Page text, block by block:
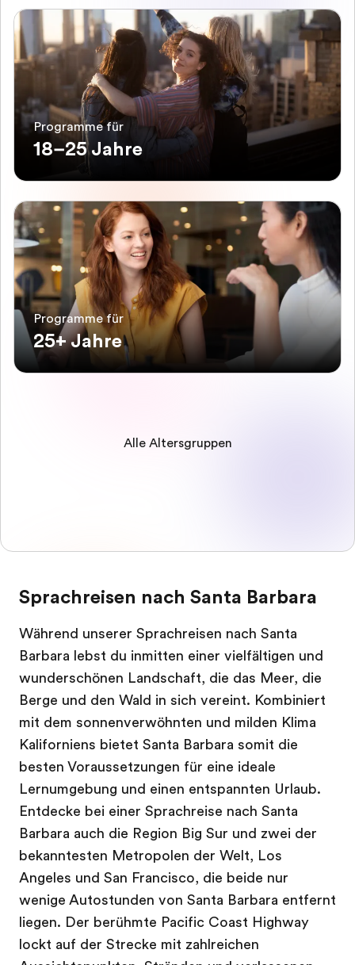
Programme für
18–25 Jahre
Programme für
25+ Jahre
Alle Altersgruppen
Sprachreisen nach Santa Barbara
Während unserer Sprachreisen nach Santa
Barbara lebst du inmitten einer vielfältigen und
wunderschönen Landschaft, die das Meer, die
Berge und den Wald in sich vereint. Kombiniert
mit dem sonnenverwöhnten und milden Klima
Kaliforniens bietet Santa Barbara somit die
besten Voraussetzungen für eine ideale
Lernumgebung und einen entspannten Urlaub.
Entdecke bei einer Sprachreise nach Santa
Barbara auch die Region Big Sur und zwei der
bekanntesten Metropolen der Welt, Los
Angeles und San Francisco, die beide nur
wenige Autostunden von Santa Barbara entfernt
liegen. Der berühmte Pacific Coast Highway
lockt auf der Strecke mit zahlreichen